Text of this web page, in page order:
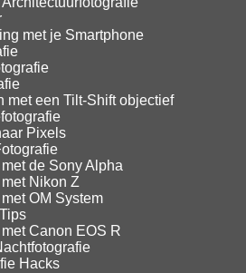
met je Smartphone
met een Tilt-Shift objectief
Pixels
de Sony Alpha
Nikon Z
OM System
Canon EOS R
Hacks